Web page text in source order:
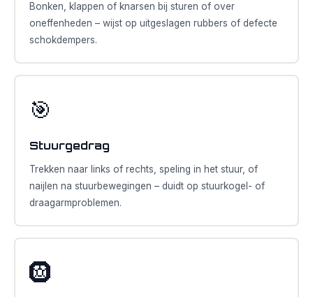
Bonken, klappen of knarsen bij sturen of over
oneffenheden – wijst op uitgeslagen rubbers of defecte
schokdempers.
🎯
Stuurgedrag
Trekken naar links of rechts, speling in het stuur, of
naijlen na stuurbewegingen – duidt op stuurkogel- of
draagarmproblemen.
🛞